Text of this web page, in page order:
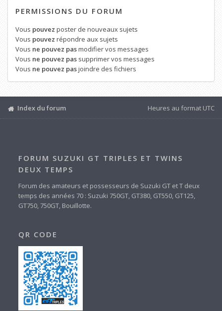
PERMISSIONS DU FORUM
Vous pouvez poster de nouveaux sujets
Vous pouvez répondre aux sujets
Vous ne pouvez pasmodifier vos messages
Vous ne pouvez pas supprimer vos messages
Vous ne pouvez pasjoindre des fichiers
Index du forum Heures au format UTC
FORUM SUZUKI GT TRIPLES ET TWINS
DEUX TEMPS
Forum des amateurs et possesseurs de Suzuki GT et T deux
temps des années 70 : Suzuki 750GT, GT380, GT550, GT125,
GT750, 750GT, Bouillotte.
QR CODE